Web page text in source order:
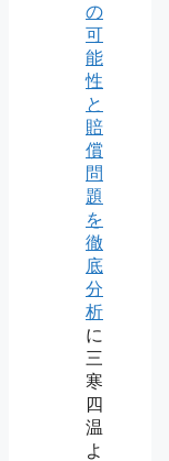
の
可
能
性
と
賠
償
問
題
を
徹
底
分
析
に
三
寒
四
温
よ